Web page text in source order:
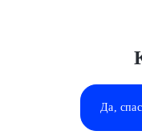
Да,
Замена